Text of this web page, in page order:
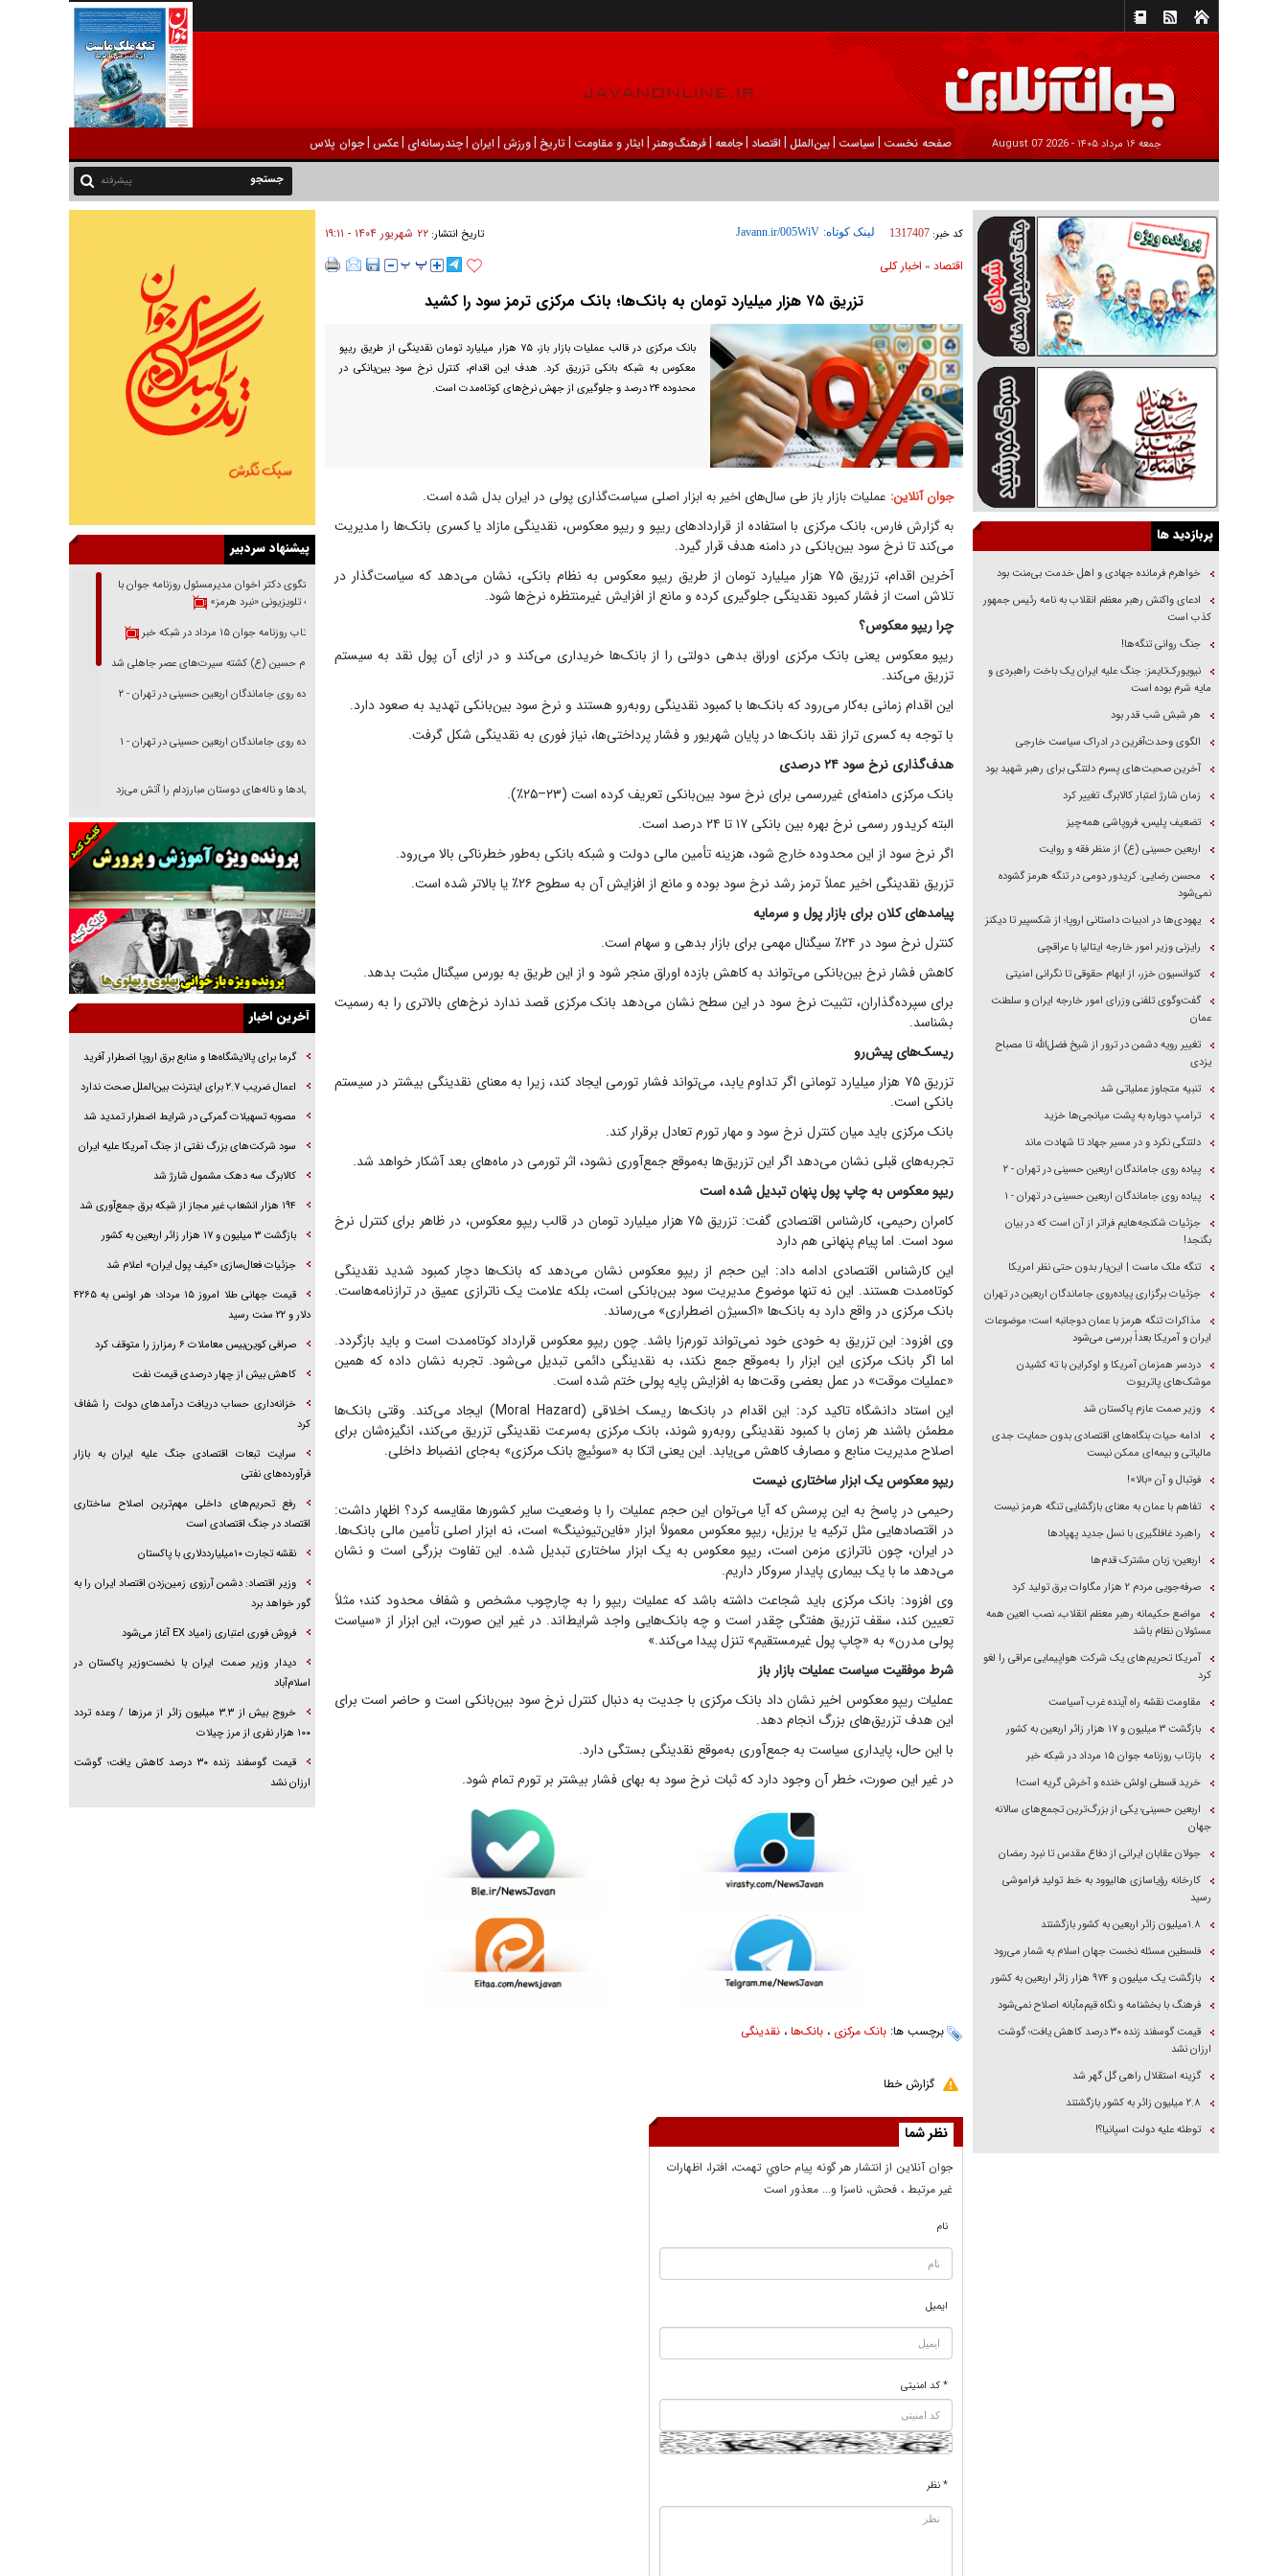
جمعه ۱۶ مرداد ۱۴۰۵ - 2026 August 07 صفحه نخست | سیاست |بين‌الملل | اقتصاد |جامعه |فرهنگ‌و‌هنر | ایثار و مقاومت |تاریخ |ورزش | ايران |چندرسانه‌ای |عکس |جوان پلاس
پیشرفته
کد خبر: 1317407 لینک کوتاه: تاریخ انتشار:۲۲ شهريور ۱۴۰۴ - ۱۹:۱۱
اقتصاد» اخبار کلی
تزریق ۷۵ هزار میلیارد تومان به بانک‌ها؛ بانک مرکزی ترمز سود را کشید
بانک مرکزی در قالب عملیات بازار باز، ۷۵ هزار میلیارد تومان نقدینگی از طریق ریپو
معکوس به شبکه بانکی تزریق کرد. هدف این اقدام، کنترل نرخ سود بین‌بانکی در
محدوده ۲۴ درصد و جلوگیری از جهش نرخ‌های کوتاه‌مدت است.
جوان آنلاین: عملیات بازار باز طی سال‌های اخیر به ابزار اصلی سیاست‌گذاری پولی در ایران بدل شده است.
به گزارش فارس، بانک مرکزی با استفاده از قرارداد‌های ریپو و ریپو معکوس، نقدینگی مازاد یا کسری بانک‌ها را مدیریت
می‌کند تا نرخ سود بین‌بانکی در دامنه هدف قرار گیرد.
آخرین اقدام، تزریق ۷۵ هزار میلیارد تومان از طریق ریپو معکوس به نظام بانکی، نشان می‌دهد که سیاست‌گذار در
تلاش است از فشار کمبود نقدینگی جلوگیری کرده و مانع از افزایش غیرمنتظره نرخ‌ها شود.
چرا ریپو معکوس؟
ریپو معکوس یعنی بانک مرکزی اوراق بدهی دولتی را از بانک‌ها خریداری می‌کند و در ازای آن پول نقد به سیستم
تزریق می‌کند.
این اقدام زمانی به‌کار می‌رود که بانک‌ها با کمبود نقدینگی روبه‌رو هستند و نرخ سود بین‌بانکی تهدید به صعود دارد.
با توجه به کسری تراز نقد بانک‌ها در پایان شهریور و فشار پرداختی‌ها، نیاز فوری به نقدینگی شکل گرفت.
هدف‌گذاری نرخ سود ۲۴ درصدی
بانک مرکزی دامنه‌ای غیررسمی برای نرخ سود بین‌بانکی تعریف کرده است (۲۳–۲۵٪).
البته کریدور رسمی نرخ بهره بین بانکی ۱۷ تا ۲۴ درصد است.
اگر نرخ سود از این محدوده خارج شود، هزینه تأمین مالی دولت و شبکه بانکی به‌طور خطرناکی بالا می‌رود.
تزریق نقدینگی اخیر عملاً ترمز رشد نرخ سود بوده و مانع از افزایش آن به سطوح ۲۶٪ یا بالاتر شده است.
پیامد‌های کلان برای بازار پول و سرمایه
کنترل نرخ سود در ۲۴٪ سیگنال مهمی برای بازار بدهی و سهام است.
کاهش فشار نرخ بین‌بانکی می‌تواند به کاهش بازده اوراق منجر شود و از این طریق به بورس سیگنال مثبت بدهد.
برای سپرده‌گذاران، تثبیت نرخ سود در این سطح نشان می‌دهد بانک مرکزی قصد ندارد نرخ‌های بالاتری را به رسمیت
بشناسد.
ریسک‌های پیش‌رو
تزریق ۷۵ هزار میلیارد تومانی اگر تداوم یابد، می‌تواند فشار تورمی ایجاد کند، زیرا به معنای نقدینگی بیشتر در سیستم
بانکی است.
بانک مرکزی باید میان کنترل نرخ سود و مهار تورم تعادل برقرار کند.
تجربه‌های قبلی نشان می‌دهد اگر این تزریق‌ها به‌موقع جمع‌آوری نشود، اثر تورمی در ماه‌های بعد آشکار خواهد شد.
ریپو معکوس به چاپ پول پنهان تبدیل شده است
کامران رحیمی، کارشناس اقتصادی گفت: تزریق ۷۵ هزار میلیارد تومان در قالب ریپو معکوس، در ظاهر برای کنترل نرخ
سود است. اما پیام پنهانی هم دارد
این کارشناس اقتصادی ادامه داد: این حجم از ریپو معکوس نشان می‌دهد که بانک‌ها دچار کمبود شدید نقدینگی
کوتاه‌مدت هستند. این نه تنها موضوع مدیریت سود بین‌بانکی است، بلکه علامت یک ناترازی عمیق در ترازنامه‌هاست.
بانک مرکزی در واقع دارد به بانک‌ها «اکسیژن اضطراری» می‌رساند.
وی افزود: این تزریق به خودی خود نمی‌تواند تورم‌زا باشد. چون ریپو معکوس قرارداد کوتاه‌مدت است و باید بازگردد.
اما اگر بانک مرکزی این ابزار را به‌موقع جمع نکند، به نقدینگی دائمی تبدیل می‌شود. تجربه نشان داده که همین
«عملیات موقت» در عمل بعضی وقت‌ها به افزایش پایه پولی ختم شده است.
این استاد دانشگاه تاکید کرد: این اقدام در بانک‌ها ریسک اخلاقی (Moral Hazard) ایجاد می‌کند. وقتی بانک‌ها
مطمئن باشند هر زمان با کمبود نقدینگی روبه‌رو شوند، بانک مرکزی به‌سرعت نقدینگی تزریق می‌کند، انگیزه‌شان برای
اصلاح مدیریت منابع و مصارف کاهش می‌یابد. این یعنی اتکا به «سوئیچ بانک مرکزی» به‌جای انضباط داخلی.
ریپو معکوس یک ابزار ساختاری نیست
رحیمی در پاسخ به این پرسش که آیا می‌توان این حجم عملیات را با وضعیت سایر کشور‌ها مقایسه کرد؟ اظهار داشت:
در اقتصاد‌هایی مثل ترکیه یا برزیل، ریپو معکوس معمولاً ابزار «فاین‌تیونینگ» است، نه ابزار اصلی تأمین مالی بانک‌ها.
در ایران، چون ناترازی مزمن است، ریپو معکوس به یک ابزار ساختاری تبدیل شده. این تفاوت بزرگی است و نشان
می‌دهد ما با یک بیماری پایدار سروکار داریم.
وی افزود: بانک مرکزی باید شجاعت داشته باشد که عملیات ریپو را به چارچوب مشخص و شفاف محدود کند؛ مثلاً
تعیین کند، سقف تزریق هفتگی چقدر است و چه بانک‌هایی واجد شرایط‌اند. در غیر این صورت، این ابزار از «سیاست
پولی مدرن» به «چاپ پول غیرمستقیم» تنزل پیدا می‌کند.»
شرط موفقیت سیاست عملیات بازار باز
عملیات ریپو معکوس اخیر نشان داد بانک مرکزی با جدیت به دنبال کنترل نرخ سود بین‌بانکی است و حاضر است برای
این هدف تزریق‌های بزرگ انجام دهد.
با این حال، پایداری سیاست به جمع‌آوری به‌موقع نقدینگی بستگی دارد.
در غیر این صورت، خطر آن وجود دارد که ثبات نرخ سود به بهای فشار بیشتر بر تورم تمام شود.
برچسب ها: بانک مرکزی ، بانک‌ها، نقدینگی
گزارش خطا
نظر شما
جوان آنلاين از انتشار هر گونه پيام حاوي تهمت، افترا، اظهارات
غير مرتبط ، فحش، ناسزا و... معذور است
نام
ایمیل
* کد امنیتی
* نظر
پربازدید ها
خواهرم فرمانده جهادی و اهل خدمت بی‌منت بود
ادعای واکنش رهبر معظم انقلاب به نامه رئیس جمهور
کذب است
جنگ روانی تنگه‌ها!
نیویورک‌تایمز: جنگ علیه ایران یک باخت راهبردی و
مایه شرم بوده است
هر شبش شب قدر بود
الگوی وحدت‌آفرین در ادراک سیاست خارجی
آخرین صحبت‌های پسرم دلتنگی برای رهبر شهید بود
زمان شارژ اعتبار کالابرگ تغییر کرد
تضعیف پلیس، فروپاشی همه‌چیز
اربعین حسینی (ع) از منظر فقه و روایت
محسن رضایی: کریدور دومی در تنگه هرمز گشوده
نمی‌شود
یهودی‌ها در ادبیات داستانی اروپا؛ از شکسپیر تا دیکنز
رایزنی وزیر امور خارجه ایتالیا با عراقچی
کنوانسیون خزر، از ابهام حقوقی تا نگرانی امنیتی
گفت‌وگوی تلفنی وزرای امور خارجه ایران و سلطنت
عمان
تغییر رویه دشمن در ترور از شیخ فضل‌الله تا مصباح
یزدی
تنبیه متجاوز عملیاتی شد
ترامپ دوباره به پشت میانجی‌ها خزید
دلتنگی نکرد و در مسیر جهاد تا شهادت ماند
پیاده روی جاماندگان اربعین حسینی در تهران - ۲
پیاده روی جاماندگان اربعین حسینی در تهران - ۱
جزئیات شکنجه‌هایم فراتر از آن است که در بیان
بگنجد!
تنگه ملک ماست | این‌بار بدون حتی نظر امریکا
جزئیات برگزاری پیاده‌روی جاماندگان اربعین در تهران
مذاکرات تنگه هرمز با عمان دوجانبه است؛ موضوعات
ایران و آمریکا بعداً بررسی می‌شود
دردسر همزمان آمریکا و اوکراین با ته کشیدن
موشک‌های پاتریوت
وزیر صمت عازم پاکستان شد
ادامه حیات بنگاه‌های اقتصادی بدون حمایت جدی
مالیاتی و بیمه‌ای ممکن نیست
فوتبال و آن «بالا»!
تفاهم با عمان به معنای بازگشایی تنگه هرمز نیست
راهبرد غافلگیری با نسل جدید پهپاد‌ها
اربعین؛ زبان مشترک قدم‌ها
صرفه‌جویی مردم ۲ هزار مگاوات برق تولید کرد
مواضع حکیمانه رهبر معظم انقلاب، نصب العین همه
مسئولان نظام باشد
آمریکا تحریم‌های یک شرکت هواپیمایی عراقی را لغو
کرد
مقاومت نقشه راه آینده غرب آسیاست
بازگشت ۳ میلیون و ۱۷ هزار زائر اربعین به کشور
بازتاب روزنامه جوان ۱۵ مرداد در شبکه خبر
خرید قسطی اولش خنده و آخرش گریه است!
اربعین حسینی؛ یکی از بزرگ‌ترین تجمع‌های سالانه
جهان
جولان عقابان ایرانی از دفاع مقدس تا نبرد رمضان
کارخانه رؤیاسازی هالیوود به خط تولید فراموشی
رسید
۱.۸میلیون زائر اربعین به کشور بازگشتند
فلسطین مسئله نخست جهان اسلام به شمار می‌رود
بازگشت یک میلیون و ۹۷۴ هزار زائر اربعین به کشور
فرهنگ با بخشنامه و نگاه قیم‌مآبانه اصلاح نمی‌شود
قیمت گوسفند زنده ۳۰ درصد کاهش یافت؛ گوشت
ارزان نشد
گزینه استقلال راهی گل گهر شد
۲.۸ میلیون زائر به کشور بازگشتند
توطئه علیه دولت اسپانیا؟!
پیشنهاد سردبیر
گفتگوی دکتر اخوان مدیرمسئول روزنامه جوان با
برنامه تلویزیونی «نبرد هرمز»
بازتاب روزنامه جوان ۱۵ مرداد در شبکه خبر
امام حسین (ع) کشته سیرت‌های عصر جاهلی شد
پیاده روی جاماندگان اربعین حسینی در تهران - ۲
پیاده روی جاماندگان اربعین حسینی در تهران - ۱
فریاد‌ها و ناله‌های دوستان مبارزدلم را آتش می‌زد
تغییر رویه دشمن در ترور از شیخ فضل‌الله تا مصباح
خرید قسطی اولش خنده و آخرش گریه است!
فوتبال و آن «بالا»!
راهبرد غافلگیری با نسل جدید پهپاد‌ها
جنجال پزشکان تقلبی در صنعت زیبایی
یهودی‌ها در ادبیات داستانی اروپا؛ از شکسپیر تا
دیکنز
خواهرم فرمانده جهادی و اهل خدمت بی‌منت بود
جزئیات شکنجه‌هایم فراتر از آن است که در بیان
برابر یورش به پاسگاه‌های پلیس
آخرین اخبار
گرما برای پالایشگاه‌ها و منابع برق اروپا اضطرار آفرید
اعمال ضریب ۲.۷ برای اینترنت بین‌الملل صحت ندارد
مصوبه تسهیلات گمرکی در شرایط اضطرار تمدید شد
سود شرکت‌های بزرگ نفتی از جنگ آمریکا علیه ایران
کالابرگ سه دهک مشمول شارژ شد
۱۹۴ هزار انشعاب غیر مجاز از شبکه برق جمع‌آوری شد
بازگشت ۳ میلیون و ۱۷ هزار زائر اربعین به کشور
جزئیات فعال‌سازی «کیف پول ایران» اعلام شد
قیمت جهانی طلا امروز ۱۵ مرداد؛ هر اونس به ۴۲۶۵
دلار و ۲۲ سنت رسید
صرافی کوین‌بیس معاملات ۶ رمزارز را متوقف کرد
کاهش بیش از چهار درصدی قیمت نفت
خزانه‌داری حساب دریافت درآمد‌های دولت را شفاف
کرد
سرایت تبعات اقتصادی جنگ علیه ایران به بازار
فرآورده‌های نفتی
رفع تحریم‌های داخلی مهم‌ترین اصلاح ساختاری
اقتصاد در جنگ اقتصادی است
نقشه تجارت ۱۰میلیارددلاری با پاکستان
وزیر اقتصاد: دشمن آرزوی زمین‌زدن اقتصاد ایران را به
گور خواهد برد
فروش فوری اعتباری زامیاد EX آغاز می‌شود
دیدار وزیر صمت ایران با نخست‌وزیر پاکستان در
اسلام‌آباد
خروج بیش از ۳.۳ میلیون زائر از مرز‌ها / وعده تردد
۱۰۰ هزار نفری از مرز چیلات
قیمت گوسفند زنده ۳۰ درصد کاهش یافت؛ گوشت
ارزان نشد